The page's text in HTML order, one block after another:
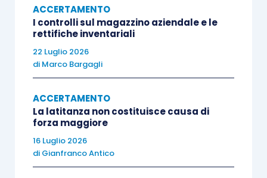
27128/2025– hanno “bacchettato” la parte che
aveva evocato una pretesa « prova documentale in
attidella non riconducibilità ad operazioni
commerciali dei versamenti eseguiti
render conto dell’esistenza e consistenza della
prova stessa. Per i giudici di merito, la
contribuente non aveva ottemperato all’onere di
consenta di ricondurre le movimentazioni finanziarie
agli imponibili già accertati nell’ambito della
ACCERTAMENTO
I controlli sul magazzino aziendale e le
rettifiche inventariali
22 Luglio 2026
di Marco Bargagli
ACCERTAMENTO
La latitanza non costituisce causa di
forza maggiore
16 Luglio 2026
di Gianfranco Antico